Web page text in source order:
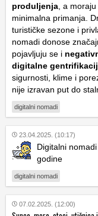
produljenja, a
minimalna primanja.
turističke sezone i
nomadi donose
pojavljuju se i
digitalne
sigurnosti, klime i
nije izravan put do
digitalni nomadi
23.04.2025. (10:17)
Digitalni
godine
digitalni nomadi
07.02.2025. (12:00)